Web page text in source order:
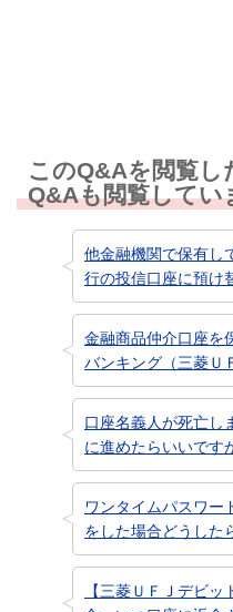
このQ&Aを閲覧
Q&Aも閲覧してい
他金融機関で保有し
行の投信口座に預け
金融商品仲介口座を
バンキング（三菱Ｕ
口座名義人が死亡し
に進めたらいいです
ワンタイムパスワー
をした場合どうした
【三菱ＵＦＪデビ